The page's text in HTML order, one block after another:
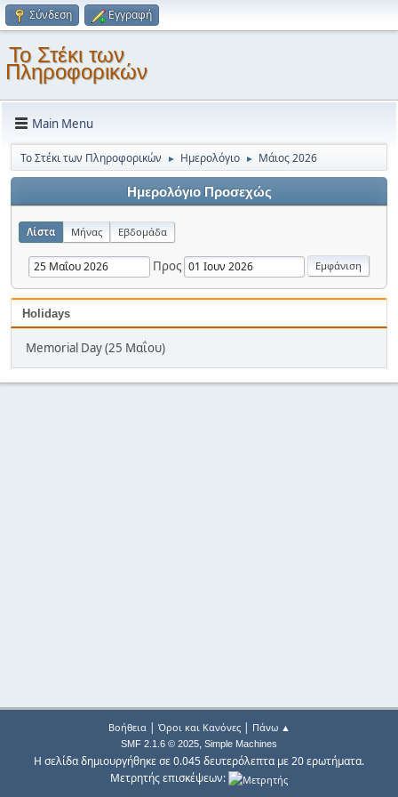
Σύνδεση Εγγραφή
Το Στέκι των
Πληροφορικών
Main Menu
Το Στέκι των Πληροφορικών ► Ημερολόγιο ► Μάιος 2026
Ημερολόγιο Προσεχώς
Λίστα Μήνας Εβδομάδα
Προς
Holidays
Memorial Day (25 Μαΐου)
Βοήθεια| Όροι και Κανόνες| Πάνω ▲
SMF 2.1.6 © 2025, Simple Machines
Η σελίδα δημιουργήθηκε σε 0.045 δευτερόλεπτα με 20 ερωτήματα.
Μετρητής επισκέψεων: